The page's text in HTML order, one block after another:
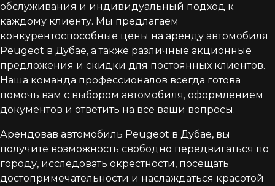
обслуживания и индивидуальный подход к
каждому клиенту. Мы предлагаем
конкурентоспособные цены на аренду автомобиля
Peugeot в Дубае, а также различные акционные
предложения и скидки для постоянных клиентов.
Наша команда профессионалов всегда готова
помочь вам с выбором автомобиля, оформлением
документов и ответить на все ваши вопросы.
Арендовав автомобиль Peugeot в Дубае, вы
получите возможность свободно передвигаться по
городу, исследовать окрестности, посещать
достопримечательности и наслаждаться красотой